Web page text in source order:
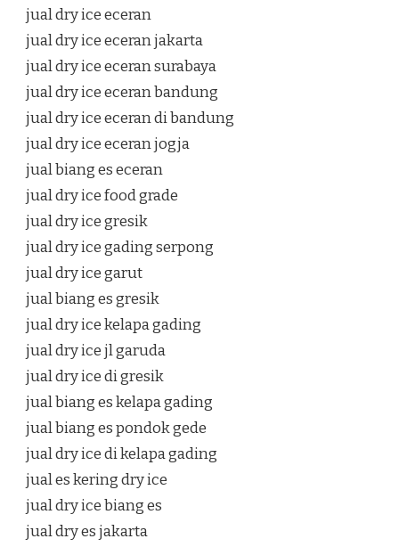
jual dry ice eceran
jual dry ice eceran jakarta
jual dry ice eceran surabaya
jual dry ice eceran bandung
jual dry ice eceran di bandung
jual dry ice eceran jogja
jual biang es eceran
jual dry ice food grade
jual dry ice gresik
jual dry ice gading serpong
jual dry ice garut
jual biang es gresik
jual dry ice kelapa gading
jual dry ice jl garuda
jual dry ice di gresik
jual biang es kelapa gading
jual biang es pondok gede
jual dry ice di kelapa gading
jual es kering dry ice
jual dry ice biang es
jual dry es jakarta